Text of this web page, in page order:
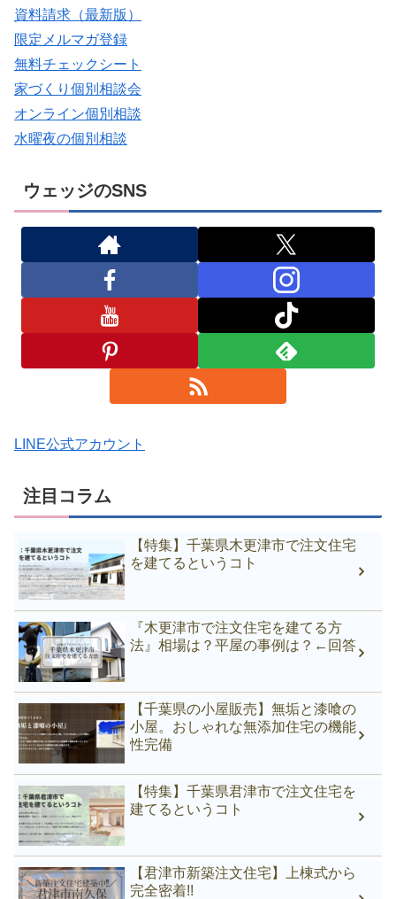
資料請求（最新版）
限定メルマガ登録
無料チェックシート
家づくり個別相談会
オンライン個別相談
水曜夜の個別相談
ウェッジのSNS
LINE公式アカウント
注目コラム
【特集】千葉県木更津市で注文住宅
を建てるというコト
『木更津市で注文住宅を建てる方
法』相場は？平屋の事例は？←回答
【千葉県の小屋販売】無垢と漆喰の
小屋。おしゃれな無添加住宅の機能
性完備
【特集】千葉県君津市で注文住宅を
建てるというコト
【君津市新築注文住宅】上棟式から
完全密着!!